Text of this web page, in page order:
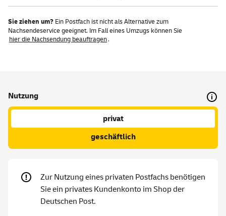
Sie ziehen um? Ein Postfach ist nicht als Alternative zum
Nachsendeservice geeignet. Im Fall eines Umzugs können Sie
hier die Nachsendung beauftragen.
Nutzung
privat
geschäftlich
Zur Nutzung eines privaten Postfachs benötigen
Sie ein privates Kundenkonto im Shop der
Deutschen Post.